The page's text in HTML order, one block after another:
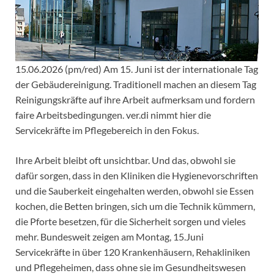
15.06.2026 (pm/red) Am 15. Juni ist der internationale Tag
der Gebäudereinigung. Traditionell machen an diesem Tag
Reinigungskräfte auf ihre Arbeit aufmerksam und fordern
faire Arbeitsbedingungen. ver.di nimmt hier die
Servicekräfte im Pflegebereich in den Fokus.
Ihre Arbeit bleibt oft unsichtbar. Und das, obwohl sie
dafür sorgen, dass in den Kliniken die Hygienevorschriften
und die Sauberkeit eingehalten werden, obwohl sie Essen
kochen, die Betten bringen, sich um die Technik kümmern,
die Pforte besetzen, für die Sicherheit sorgen und vieles
mehr. Bundesweit zeigen am Montag, 15.Juni
Servicekräfte in über 120 Krankenhäusern, Rehakliniken
und Pflegeheimen, dass ohne sie im Gesundheitswesen